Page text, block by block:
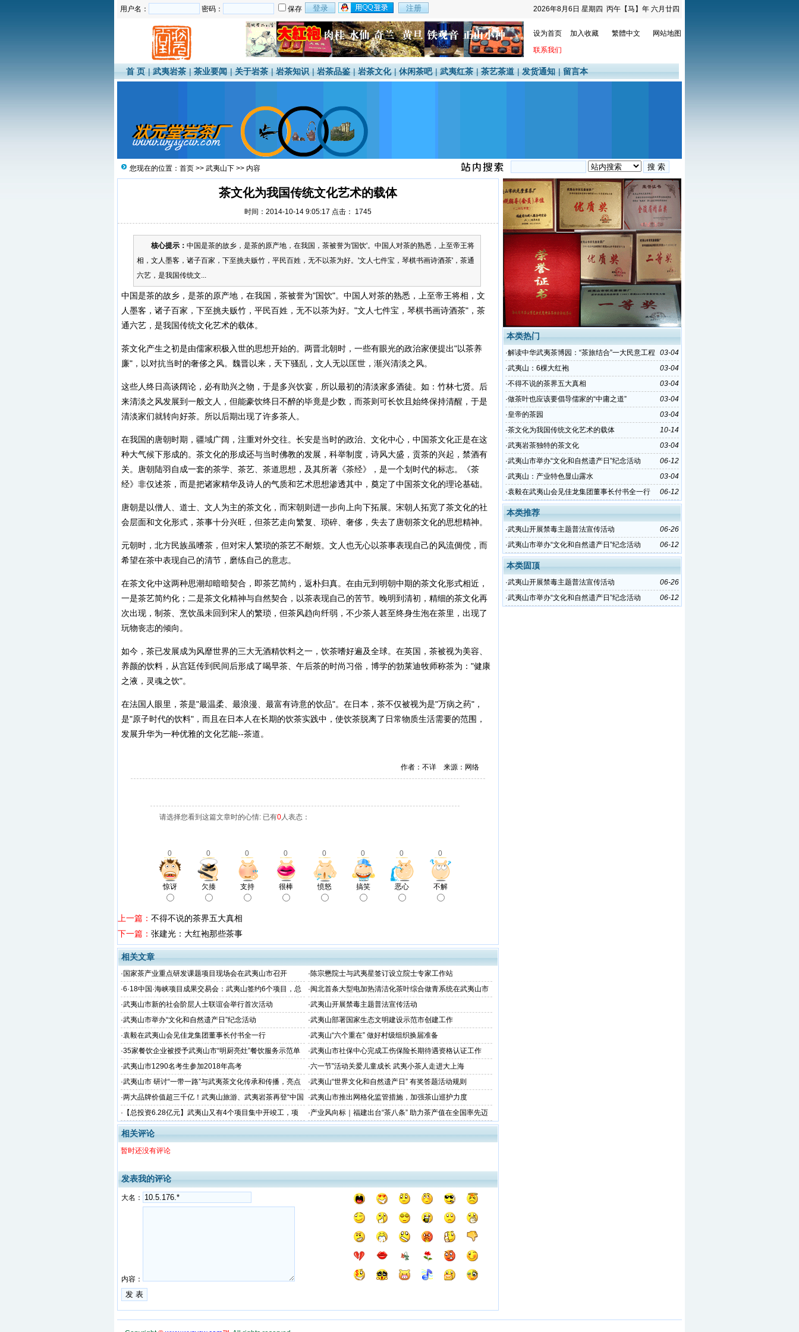
2026年8月6日 星期四 丙午【马】年 六月廿四
用户名： 密码： 保存
设为首页 加入收藏 繁體中文
网站地图
联系我们
首 页 |武夷岩茶 |茶业要闻 |关于岩茶 |岩茶知识 |岩茶品鉴 |岩茶文化 |休闲茶吧 |武夷红茶 |茶艺茶道 |发货通知 |留言本
您现在的位置： 首页 >> 武夷山下 >> 内容
茶文化为我国传统文化艺术的载体
时间：2014-10-14 9:05:17 点击： 1745
核心提示： 中国是茶的故乡，是茶的原产地，在我国，茶被誉为'国饮'。中国人对茶的熟悉，上至帝王将
相，文人墨客，诸子百家，下至挑夫贩竹，平民百姓，无不以茶为好。'文人七件宝，琴棋书画诗酒茶'，茶通
六艺，是我国传统文...
中国是茶的故乡，是茶的原产地，在我国，茶被誉为"国饮"。中国人对茶的熟悉，上至帝王将相，文
人墨客，诸子百家，下至挑夫贩竹，平民百姓，无不以茶为好。"文人七件宝，琴棋书画诗酒茶"，茶
通六艺，是我国传统文化艺术的载体。
茶文化产生之初是由儒家积极入世的思想开始的。两晋北朝时，一些有眼光的政治家便提出"以茶养
廉"，以对抗当时的奢侈之风。魏晋以来，天下骚乱，文人无以匡世，渐兴清淡之风。
这些人终日高谈阔论，必有助兴之物，于是多兴饮宴，所以最初的清淡家多酒徒。如：竹林七贤。后
来清淡之风发展到一般文人，但能豪饮终日不醉的毕竟是少数，而茶则可长饮且始终保持清醒，于是
清淡家们就转向好茶。所以后期出现了许多茶人。
在我国的唐朝时期，疆域广阔，注重对外交往。长安是当时的政治、文化中心，中国茶文化正是在这
种大气候下形成的。茶文化的形成还与当时佛教的发展，科举制度，诗风大盛，贡茶的兴起，禁酒有
关。唐朝陆羽自成一套的茶学、茶艺、茶道思想，及其所著《茶经》，是一个划时代的标志。《茶
经》非仅述茶，而是把诸家精华及诗人的气质和艺术思想渗透其中，奠定了中国茶文化的理论基础。
唐朝是以僧人、道士、文人为主的茶文化，而宋朝则进一步向上向下拓展。宋朝人拓宽了茶文化的社
会层面和文化形式，茶事十分兴旺，但茶艺走向繁复、琐碎、奢侈，失去了唐朝茶文化的思想精神。
元朝时，北方民族虽嗜茶，但对宋人繁琐的茶艺不耐烦。文人也无心以茶事表现自己的风流倜傥，而
希望在茶中表现自己的清节，磨练自己的意志。
在茶文化中这两种思潮却暗暗契合，即茶艺简约，返朴归真。在由元到明朝中期的茶文化形式相近，
一是茶艺简约化；二是茶文化精神与自然契合，以茶表现自己的苦节。晚明到清初，精细的茶文化再
次出现，制茶、烹饮虽未回到宋人的繁琐，但茶风趋向纤弱，不少茶人甚至终身生泡在茶里，出现了
玩物丧志的倾向。
如今，茶已发展成为风靡世界的三大无酒精饮料之一，饮茶嗜好遍及全球。在英国，茶被视为美容、
养颜的饮料，从宫廷传到民间后形成了喝早茶、午后茶的时尚习俗，博学的勃莱迪牧师称茶为："健康
之液，灵魂之饮"。
在法国人眼里，茶是"最温柔、最浪漫、最富有诗意的饮品"。在日本，茶不仅被视为是"万病之药"，
是"原子时代的饮料"，而且在日本人在长期的饮茶实践中，使饮茶脱离了日常物质生活需要的范围，
发展升华为一种优雅的文化艺能--茶道。
作者：不详 来源：网络
请选择您看到这篇文章时的心情: 已有0人表态：
0 0 0 0 0 0 0 0
惊讶 欠揍 支持 很棒 愤怒 搞笑 恶心 不解
上一篇： 不得不说的茶界五大真相
下一篇： 张建光：大红袍那些茶事
相关文章
· 国家茶产业重点研发课题项目现场会在武夷山市召开 ·陈宗懋院士与武夷星签订设立院士专家工作站
·6·18中国·海峡项目成果交易会：武夷山签约6个项目，总
金额51.38亿
·闽北首条大型电加热清洁化茶叶综合做青系统在武夷山市
建成并顺利通过福建省产品质量检验研究院技术检测
·武夷山市新的社会阶层人士联谊会举行首次活动 ·武夷山开展禁毒主题普法宣传活动
·武夷山市举办“文化和自然遗产日”纪念活动 ·武夷山部署国家生态文明建设示范市创建工作
·袁毅在武夷山会见佳龙集团董事长付书全一行 ·武夷山“六个重在” 做好村级组织换届准备
·35家餐饮企业被授予武夷山市“明厨亮灶”餐饮服务示范单
位
·武夷山市社保中心完成工伤保险长期待遇资格认证工作
·武夷山市1290名考生参加2018年高考 ·六一节”活动关爱儿童成长 武夷小茶人走进大上海
·武夷山市 研讨“一带一路”与武夷茶文化传承和传播，亮点
看这里~
·武夷山“世界文化和自然遗产日” 有奖答题活动规则
·两大品牌价值超三千亿！武夷山旅游、武夷岩茶再登“中国
品牌价值评价”榜
·武夷山市推出网格化监管措施，加强茶山巡护力度
· 【总投资6.28亿元】武夷山又有4个项目集中开竣工，项
目涉及茶旅、交通、美丽乡村建设...
·产业风向标｜福建出台“茶八条” 助力茶产值在全国率先迈
向千亿目标！
相关评论
暂时还没有评论
发表我的评论
大名：
内容：
本类热门
03-04
·解读中华武夷茶博园：“茶旅结合”一大民意工程
03-04
·武夷山：6棵大红袍
03-04
·不得不说的茶界五大真相
03-04
·做茶叶也应该要倡导儒家的“中庸之道”
03-04
·皇帝的茶园
10-14
·茶文化为我国传统文化艺术的载体
03-04
·武夷岩茶独特的茶文化
06-12
·武夷山市举办“文化和自然遗产日”纪念活动
03-04
·武夷山：产业特色显山露水
06-12
·袁毅在武夷山会见佳龙集团董事长付书全一行
本类推荐
06-26
·武夷山开展禁毒主题普法宣传活动
06-12
·武夷山市举办“文化和自然遗产日”纪念活动
本类固顶
06-26
·武夷山开展禁毒主题普法宣传活动
06-12
·武夷山市举办“文化和自然遗产日”纪念活动